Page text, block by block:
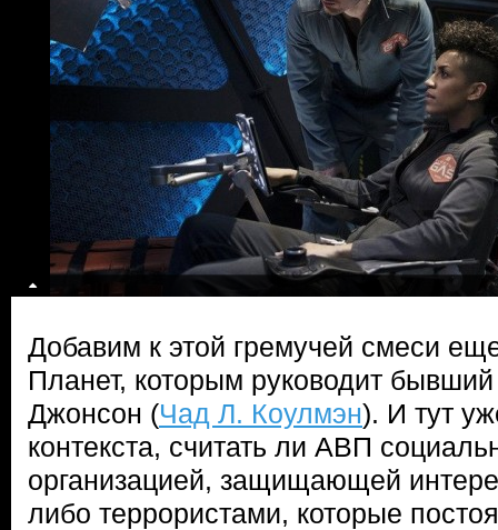
Добавим к этой гремучей смеси
Планет, которым руководит
Джонсон (Чад Л. Коулмэн). И тут
контекста, считать ли АВП
организацией, защищающей
либо террористами, которые